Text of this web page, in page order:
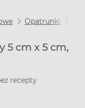
Opatrunki
5 cm x 5 cm,
recepty